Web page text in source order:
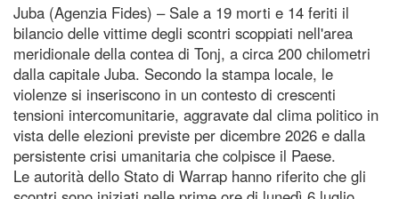
Juba (Agenzia Fides) – Sale a 19 morti e 14 feriti il
bilancio delle vittime degli scontri scoppiati nell'area
meridionale della contea di Tonj, a circa 200 chilometri
dalla capitale Juba. Secondo la stampa locale, le
violenze si inseriscono in un contesto di crescenti
tensioni intercomunitarie, aggravate dal clima politico in
vista delle elezioni previste per dicembre 2026 e dalla
persistente crisi umanitaria che colpisce il Paese.
Le autorità dello Stato di Warrap hanno riferito che gli